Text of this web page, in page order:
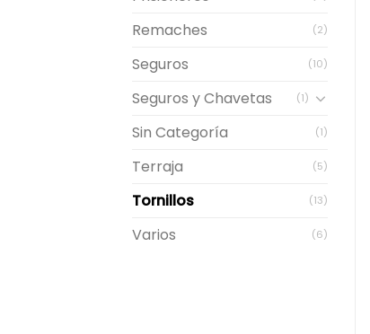
Remaches (2)
Seguros (10)
Seguros y Chavetas (1)
Sin Categoría (1)
Terraja (5)
Tornillos (13)
Varios (6)